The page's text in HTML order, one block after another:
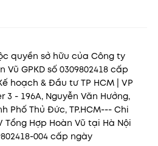
quyền sở hữu của Công ty
Vũ GPKD số 0309802418 cấp
hoạch & Đầu tư TP HCM | VP
3 - 196A, Nguyễn Văn Hưởng,
Phố Thủ Đức, TP.HCM--- Chi
Tổng Hợp Hoàn Vũ tại Hà Nội
004 cấp ngày